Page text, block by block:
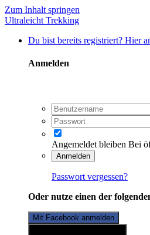
Zum Inhalt springen
Ultraleicht Trekking
Du bist bereits registriert? Hier
Anmelden
Angemeldet bleiben Bei
Anmelden
Passwort vergessen?
Oder nutze einen der
Mit Facebook anmelden